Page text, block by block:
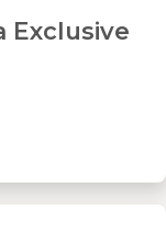
Exclusive